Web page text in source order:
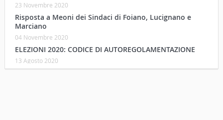
23 Novembre 2020
Risposta a Meoni dei Sindaci di Foiano, Lucignano e
Marciano
04 Novembre 2020
ELEZIONI 2020: CODICE DI AUTOREGOLAMENTAZIONE
13 Agosto 2020